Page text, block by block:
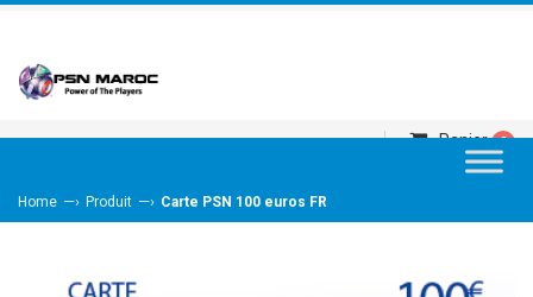
Panier 0
Home —› Produit —› Carte PSN 100 euros FR